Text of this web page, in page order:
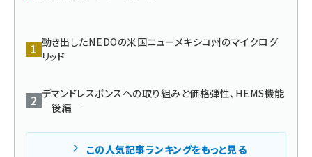
大串 (223)
タンデム (150)
動き出したNEDOの米国ニューメキシコ州のマイクログ
リッド
デマンドレスポンスへの取り組みと価格弾性、HEMS機能
─後編─
この人気記事ランキングをもっと見る